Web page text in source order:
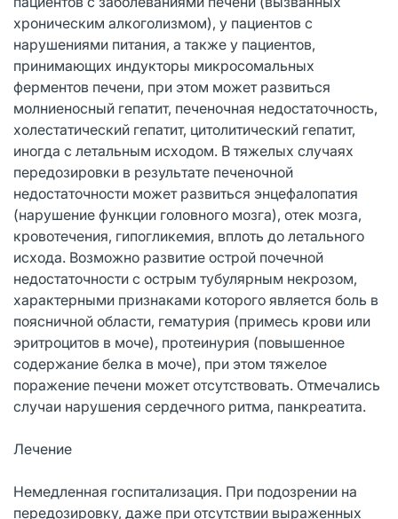
хроническим алкоголизмом), у пациентов с
нарушениями питания, а также у пациентов,
принимающих индукторы микросомальных
ферментов печени, при этом может развиться
молниеносный гепатит, печеночная недостаточность,
холестатический гепатит, цитолитический гепатит,
иногда с летальным исходом. В тяжелых случаях
передозировки в результате печеночной
недостаточности может развиться энцефалопатия
(нарушение функции головного мозга), отек мозга,
кровотечения, гипогликемия, вплоть до летального
исхода. Возможно развитие острой почечной
недостаточности с острым тубулярным некрозом,
характерными признаками которого является боль в
поясничной области, гематурия (примесь крови или
эритроцитов в моче), протеинурия (повышенное
содержание белка в моче), при этом тяжелое
поражение печени может отсутствовать. Отмечались
случаи нарушения сердечного ритма, панкреатита.
Лечение
Немедленная госпитализация. При подозрении на
передозировку, даже при отсутствии выраженных